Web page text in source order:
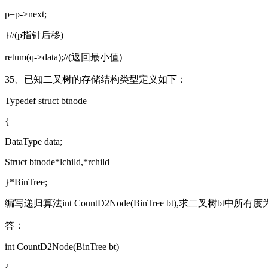
p=p->next;
}//(p指针后移)
retum(q->data);//(返回最小值)
35、已知二叉树的存储结构类型定义如下：
Typedef struct btnode
{
DataType data;
Struct btnode*lchild,*rchild
}*BinTree;
编写递归算法int CountD2Node(BinTree bt),求二叉树bt中所有度
答：
int CountD2Node(BinTree bt)